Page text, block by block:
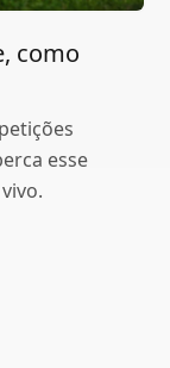
como
esse